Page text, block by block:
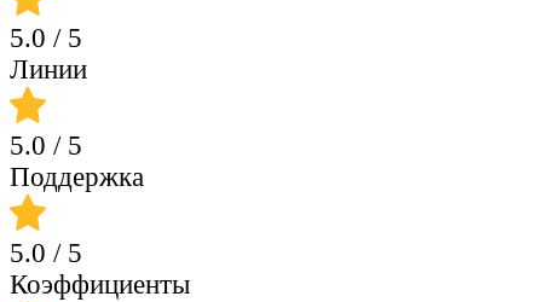
5.0 / 5
Линии
5.0 / 5
Поддержка
5.0 / 5
Коэффициенты